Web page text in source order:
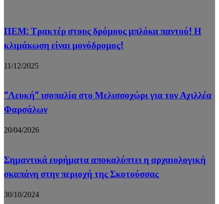
ΠΕΜ: Τρακτέρ στους δρόμους μπλόκα παντού! Η
κλιμάκωση είναι μονόδρομος!
11/12/2025
“Λευκή” ισοπαλία στο Μελισσοχώρι για τον Αχιλλέα
Φαρσάλων
20/04/2026
Σημαντικά ευρήματα αποκαλύπτει η αρχαιολογική
σκαπάνη στην περιοχή της Σκοτούσσας
30/10/2024